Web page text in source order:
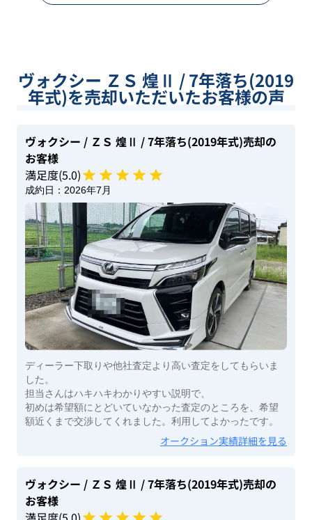
ヴォクシー ＺＳ 煌Ⅱ / 7年落ち(2019
年式)を売却いただいたお客様の声
ヴォクシー / ＺＳ 煌Ⅱ / 7年落ち(2019年式)売却の
お客様
満足度(5.0)
成約日： 2026年7月
ディーラー下取りや他社査定より高い査定をしてもらいま
した。
担当さんはハキハキわかりやすい説明で、
初めは希望額にとどいていなかった査定のところを、希望
額近くまで交渉してくれました。利用してよかったです。
オークション実績詳細を見る
ヴォクシー / ＺＳ 煌Ⅱ / 7年落ち(2019年式)売却の
お客様